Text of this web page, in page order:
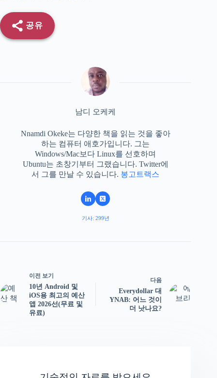
공유
남디 오케케
Nnamdi Okeke는 다양한 책을 읽는 것을 좋아
하는 컴퓨터 애호가입니다. 그는
Windows/Mac보다 Linux를 선호하며
Ubuntu는 초창기부터 그랬습니다. Twitter에
서 그를 만날 수 있습니다. 봉고트랙스
기사: 299년
이전 보기
10년 Android 및
iOS용 최고의 예산
앱 2026선(무료 및
유료)
다음
Everydollar 대
YNAB: 어느 것이
더 낫나요?